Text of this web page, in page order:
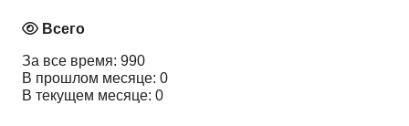
Всего
За все время: 990
В прошлом месяце: 0
В текущем месяце: 0